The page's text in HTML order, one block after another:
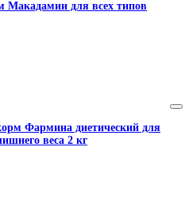
Макадамии для всех типов
Фармина диетический для
веса 2 кг